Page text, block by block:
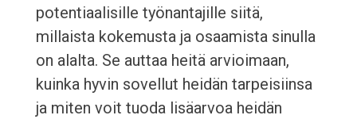
potentiaalisille työnantajille siitä,
millaista kokemusta ja osaamista sinulla
on alalta. Se auttaa heitä arvioimaan,
kuinka hyvin sovellut heidän tarpeisiinsa
ja miten voit tuoda lisäarvoa heidän